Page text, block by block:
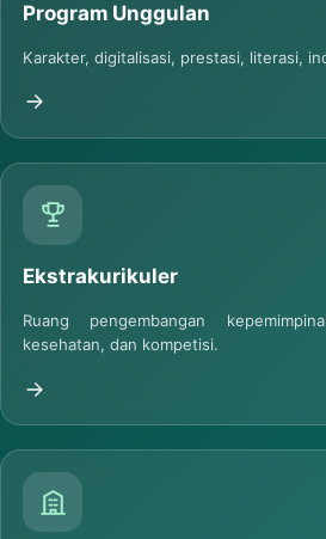
Program Unggulan
Karakter, digitalisasi, prestasi, literasi,
Ekstrakurikuler
Ruang pengembangan
kesehatan, dan kompetisi.